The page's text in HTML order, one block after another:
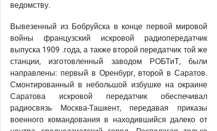
ведомству.
Вывезенный из Бобруйска в конце первой мировой
войны французский искровой радиопередатчик
выпуска 1909 .года, а также второй передатчик той же
станции, изготовленный заводом РОБТиТ, были
направлены: первый в Оренбург, второй в Саратов.
Смонтированный в небольшой избушке на окраине
Саратова искровой передатчик обеспечивал
радиосвязь Москва-Ташкент, передавая приказы
военного командования в находившийся далеко от